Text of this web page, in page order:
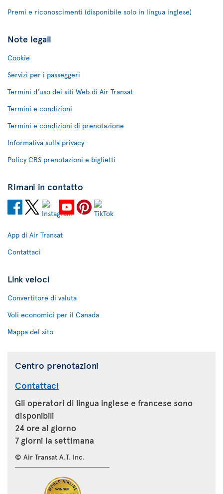
Premi e riconoscimenti (disponibile solo in lingua inglese)
Note legali
Cookie
Servizi per i passeggeri
Termini d'uso dei siti Web di Air Transat
Termini e condizioni
Termini e condizioni di prenotazione
Informativa sulla privacy
Policy CRS prenotazioni e biglietti
Rimani in contatto
App di Air Transat
Contattaci
Link veloci
Convertitore di valuta
Voli economici per il Canada
Mappa del sito
Centro prenotazioni
Contattaci
Gli operatori di lingua inglese e francese sono
disponibili
24 ore al giorno
7 giorni la settimana
© Air Transat A.T. Inc.